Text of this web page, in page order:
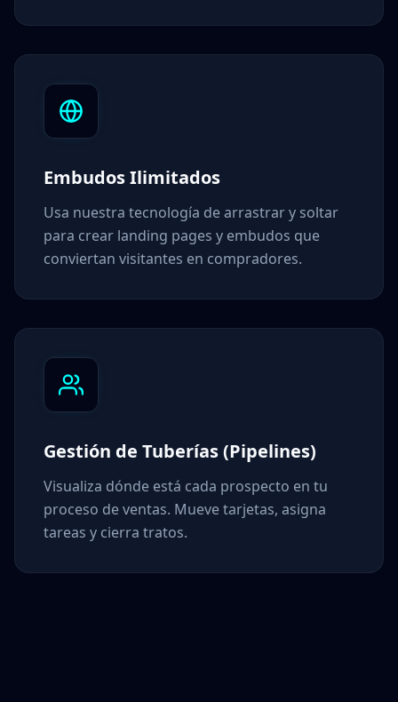
Embudos Ilimitados
Usa nuestra tecnología de arrastrar y soltar
para crear landing pages y embudos que
conviertan visitantes en compradores.
Gestión de Tuberías (Pipelines)
Visualiza dónde está cada prospecto en tu
proceso de ventas. Mueve tarjetas, asigna
tareas y cierra tratos.